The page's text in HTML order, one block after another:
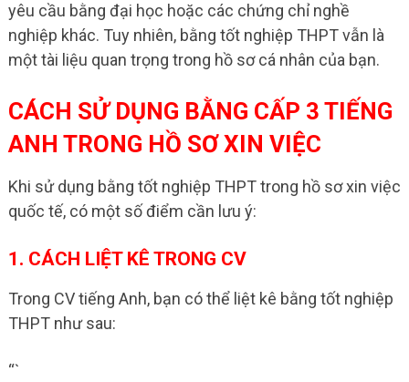
yêu cầu bằng đại học hoặc các chứng chỉ nghề
nghiệp khác. Tuy nhiên, bằng tốt nghiệp THPT vẫn là
một tài liệu quan trọng trong hồ sơ cá nhân của bạn.
CÁCH SỬ DỤNG BẰNG CẤP 3 TIẾNG
ANH TRONG HỒ SƠ XIN VIỆC
Khi sử dụng bằng tốt nghiệp THPT trong hồ sơ xin việc
quốc tế, có một số điểm cần lưu ý:
1. CÁCH LIỆT KÊ TRONG CV
Trong CV tiếng Anh, bạn có thể liệt kê bằng tốt nghiệp
THPT như sau:
“`